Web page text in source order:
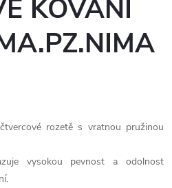
KOVÁNÍ
rozetě s vratnou pružinou
vysokou pevnost a odolnost